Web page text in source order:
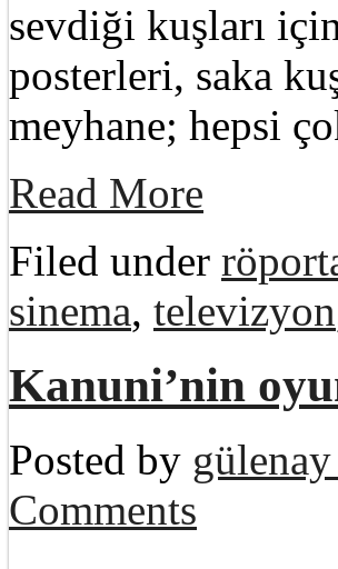
sevdiği kuşları
posterleri, saka
meyhane; hepsi
Read More
Filed under
sinema, televizyon
Kanuni’nin
Posted by
Comments